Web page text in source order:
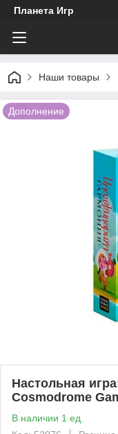
Планета Игр
Наши товары
Дополнение
Настольная
Cosmodrome
В наличии 1 ед.